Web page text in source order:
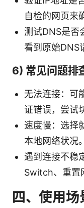
自检的网页来
测试DNS是否
看到原始DNS
6) 常见问题排
无法连接：可
证错误，尝试
速度慢：选择
本地网络状况。
遇到连接不稳
Switch、重置
四、使用